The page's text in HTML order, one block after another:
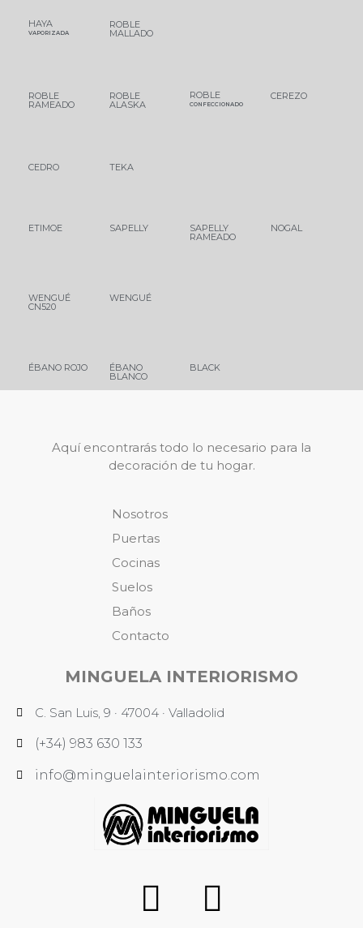
HAYA
VAPORIZADA
ROBLE
MALLADO
ROBLE
RAMEADO
ROBLE
ALASKA
ROBLE
CONFECCIONADO
CEREZO
CEDRO TEKA
ETIMOE SAPELLY SAPELLY
RAMEADO
NOGAL
WENGUÉ
CN520
WENGUÉ
ÉBANO ROJO ÉBANO
BLANCO
BLACK
Aquí encontrarás todo lo necesario para la
decoración de tu hogar.
Nosotros
Puertas
Cocinas
Suelos
Baños
Contacto
MINGUELA INTERIORISMO
C. San Luis, 9 · 47004 · Valladolid
(+34) 983 630 133
info@minguelainteriorismo.com